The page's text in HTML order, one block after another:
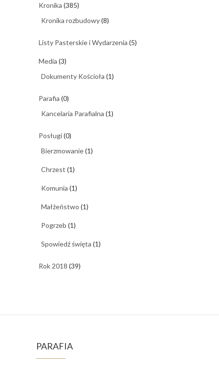
Kronika (385)
Kronika rozbudowy(8)
Listy Pasterskie i Wydarzenia (5)
Media (3)
Dokumenty Kościoła (1)
Parafia (0)
Kancelaria Parafialna (1)
Posługi(0)
Bierzmowanie(1)
Chrzest (1)
Komunia (1)
Małżeństwo (1)
Pogrzeb (1)
Spowiedź święta (1)
Rok 2018 (39)
PARAFIA